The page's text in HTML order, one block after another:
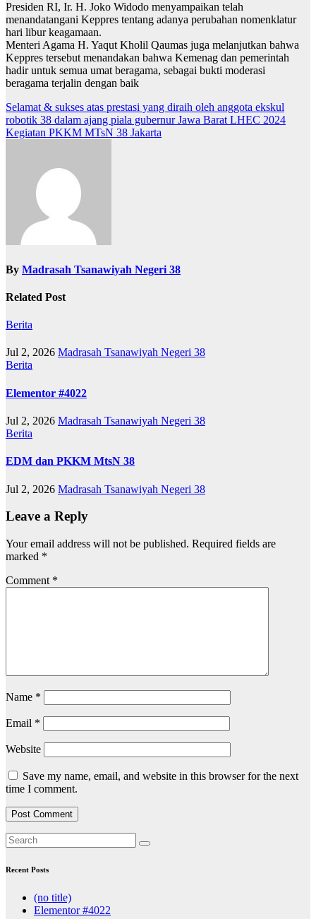
Presiden RI, Ir. H. Joko Widodo menyampaikan telah
menandatangani Keppres tentang adanya perubahan nomenklatur
hari libur keagamaan.
Menteri Agama H. Yaqut Kholil Qaumas juga melanjutkan bahwa
Keppres tersebut menandakan bahwa Kemenag dan pemerintah
hadir untuk semua umat beragama, sebagai bukti moderasi
beragama terjalin dengan baik
Post
navigation
Selamat & sukses atas prestasi yang diraih oleh anggota ekskul
robotik 38 dalam ajang piala gubernur Jawa Barat LHEC 2024
Kegiatan PKKM MTsN 38 Jakarta
By Madrasah Tsanawiyah Negeri 38
Related Post
Berita
Jul 2, 2026 Madrasah Tsanawiyah Negeri 38
Berita
Elementor #4022
Jul 2, 2026 Madrasah Tsanawiyah Negeri 38
Berita
EDM dan PKKM MtsN 38
Jul 2, 2026 Madrasah Tsanawiyah Negeri 38
Leave a Reply
Your email address will not be published. Required fields are
marked *
Comment *
Name *
Email *
Website
Save my name, email, and website in this browser for the next
time I comment.
Recent Posts
(no title)
Elementor #4022